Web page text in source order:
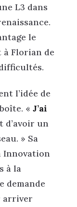
L3 dans
le
Florian de
l’idée de
« J’ai
d’avoir un
» Sa
Innovation
à la
demande
arriver